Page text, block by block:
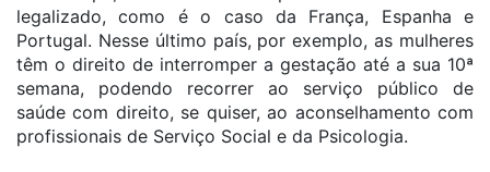
legalizado, como é o caso da França, Espanha e
Portugal. Nesse último país, por exemplo, as mulheres
têm o direito de interromper a gestação até a sua 10ª
semana, podendo recorrer ao serviço público de
saúde com direito, se quiser, ao aconselhamento com
profissionais de Serviço Social e da Psicologia.